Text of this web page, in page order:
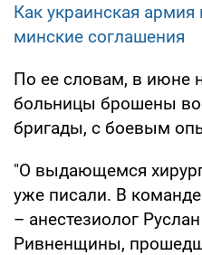
Как украинская армия
минские соглашения
По ее словам, в июне
больницы брошены
бригады, с боевым
"О выдающемся
уже писали. В
– анестезиолог
Ривненщины,